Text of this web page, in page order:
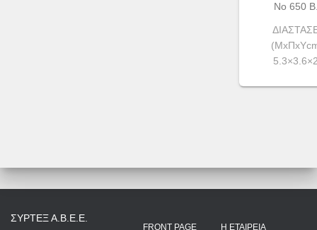
Νο 650
ΣΥΡΤΕΞ Α.Β.Ε.Ε.
FRONT PAGE Η ΕΤΑΙΡΕΊΑ